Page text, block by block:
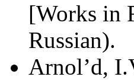
[Works in
Russian).
Arnol’d,